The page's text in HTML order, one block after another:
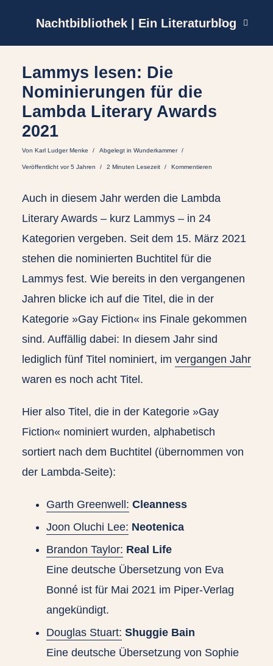
Nachtbibliothek | Ein Literaturblog
Lammys lesen: Die
Nominierungen für die
Lambda Literary Awards
2021
Von Karl Ludger Menke Abgelegt in Wunderkammer
Veröffentlicht vor 5 Jahren 2 Minuten Lesezeit Kommentieren
Auch in diesem Jahr werden die Lambda
Literary Awards – kurz Lammys – in 24
Kategorien vergeben. Seit dem 15. März 2021
stehen die nominierten Buchtitel für die
Lammys fest. Wie bereits in den vergangenen
Jahren blicke ich auf die Titel, die in der
Kategorie »Gay Fiction« ins Finale gekommen
sind. Auffällig dabei: In diesem Jahr sind
lediglich fünf Titel nominiert, im vergangen Jahr
waren es noch acht Titel.
Hier also Titel, die in der Kategorie »Gay
Fiction« nominiert wurden, alphabetisch
sortiert nach dem Buchtitel (übernommen von
der Lambda-Seite):
Garth Greenwell: Cleanness
Joon Oluchi Lee: Neotenica
Brandon Taylor: Real Life
Eine deutsche Übersetzung von Eva
Bonné ist für Mai 2021 im Piper-Verlag
angekündigt.
Douglas Stuart: Shuggie Bain
Eine deutsche Übersetzung von Sophie